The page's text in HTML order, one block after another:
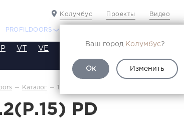
Колумбус
Ваш город Колумбус?
Ок Изменить
Проекты Видео
PROFILDOORS
VT VE SA SE ST SW
Каталог 1.1.2(р.15)
PD